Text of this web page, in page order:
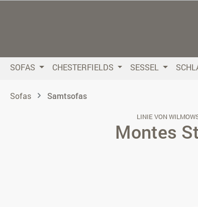
SOFAS CHESTERFIELDS SESSEL
Sofas Samtsofas
LINIE VON
Montes